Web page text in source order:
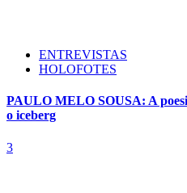
ENTREVISTAS
HOLOFOTES
PAULO MELO SOUSA: A
o iceberg
3